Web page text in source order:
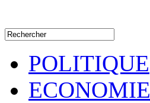
POLITIQUE
ECONOMIE